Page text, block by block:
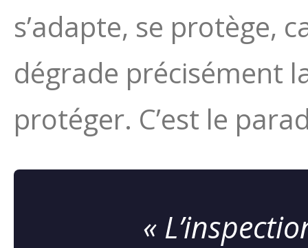
s’adapte, se protège,
dégrade précisément
protéger. C’est le
«